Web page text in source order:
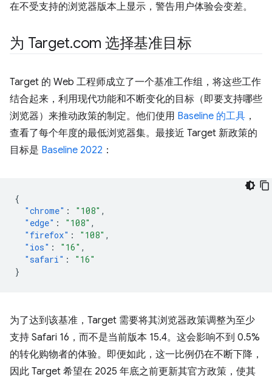
在不受支持的浏览器版本上显示，警告用户体验会变差。
为 Target.com 选择基准目标
Target 的 Web 工程师成立了一个基准工作组，将这些工作
结合起来，利用现代功能和不断变化的目标（即要支持哪些
浏览器）来推动政策的制定。他们使用 Baseline 的工具 ，
查看了每个年度的最低浏览器集。最接近 Target 新政策的
目标是 Baseline 2022 ：
{
"chrome" : "108" ,
"edge" : "108" ,
"firefox" : "108" ,
"ios" : "16" ,
"safari" :
"16"
}
为了达到该基准，Target 需要将其浏览器政策调整为至少
支持 Safari 16，而不是当前版本 15.4。这会影响不到 0.5%
的转化购物者的体验。即便如此，这一比例仍在不断下降，
因此 Target 希望在 2025 年底之前更新其官方政策，使其